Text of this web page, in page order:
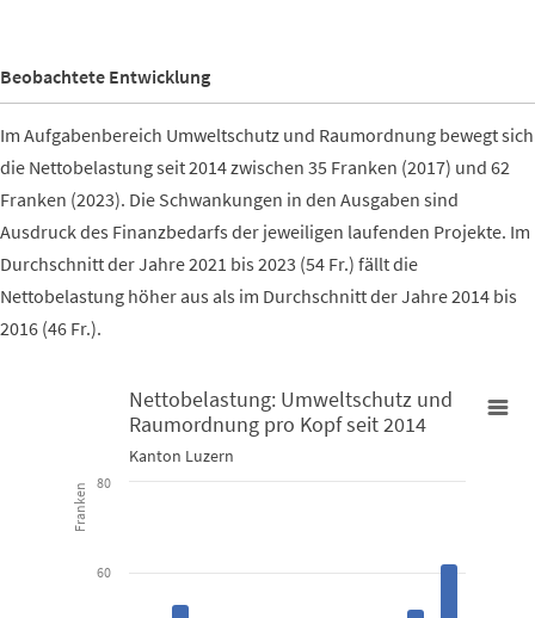
Beobachtete Entwicklung
Im Aufgabenbereich Umweltschutz und Raumordnung bewegt sich
die Nettobelastung seit 2014 zwischen 35 Franken (2017) und 62
Franken (2023). Die Schwankungen in den Ausgaben sind
Ausdruck des Finanzbedarfs der jeweiligen laufenden Projekte. Im
Durchschnitt der Jahre 2021 bis 2023 (54 Fr.) fällt die
Nettobelastung höher aus als im Durchschnitt der Jahre 2014 bis
2016 (46 Fr.).
Nettobelastung: Umweltschutz und Raumordnung pro Kopf seit
Kanton Luzern
View as data table, Nettobelastung: Umweltschutz und
The chart has 1 X axis displaying categories.
Franken
Nettobelastung: Umweltschutz und
Raumordnung pro Kopf seit 2014
Kanton Luzern
60
80